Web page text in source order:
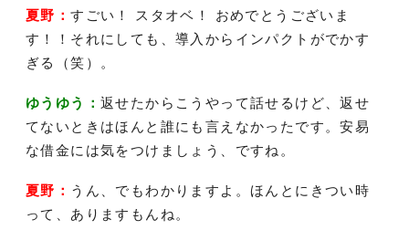
夏野：すごい！ スタオベ！ おめでとうございま
す！！それにしても、導入からインパクトがでかす
ぎる（笑）。
ゆうゆう： 返せたからこうやって話せるけど、返せ
てないときはほんと誰にも言えなかったです。安易
な借金には気をつけましょう、ですね。
夏野： うん、でもわかりますよ。ほんとにきつい時
って、ありますもんね。